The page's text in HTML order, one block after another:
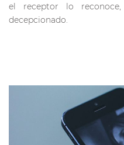
el receptor lo
decepcionado.